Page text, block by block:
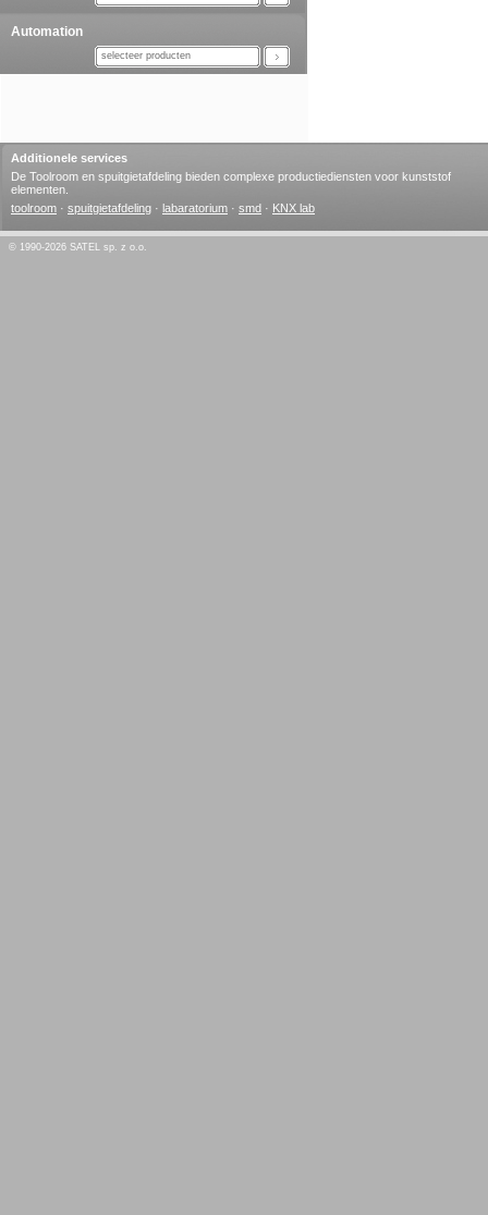
Automation
selecteer producten
Additionele services
De Toolroom en spuitgietafdeling bieden complexe productiediensten voor kunststof
elementen.
toolroom · spuitgietafdeling · labaratorium · smd · KNX lab
© 1990-2026 SATEL sp. z o.o.